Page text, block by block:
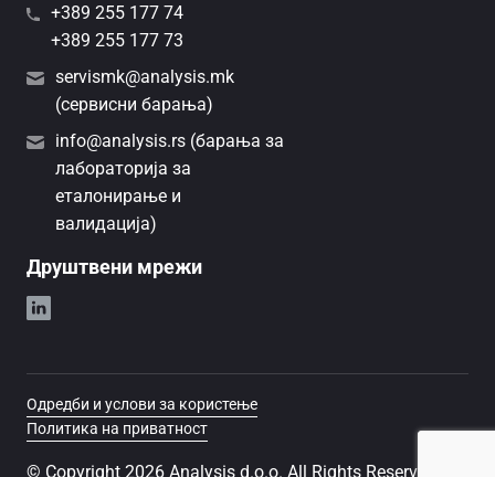
+389 255 177 74
+389 255 177 73
servismk@analysis.mk
(сервисни барања)
info@analysis.rs (барања за
лабораторија за
еталонирање и
валидација)
Друштвени мрежи
Одредби и услови за користење
Политика на приватност
© Copyright 2026 Analysis d.o.o. All Rights Reserved.